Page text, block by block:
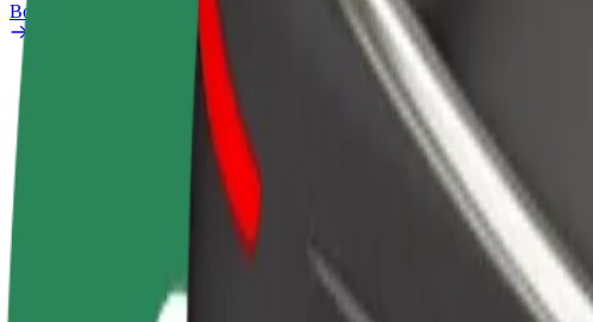
Bolt Plus
Staňte se kurýrem
Doručujte jídlo a dostávejte výplatu
Přidejte
Oslovte
tržby